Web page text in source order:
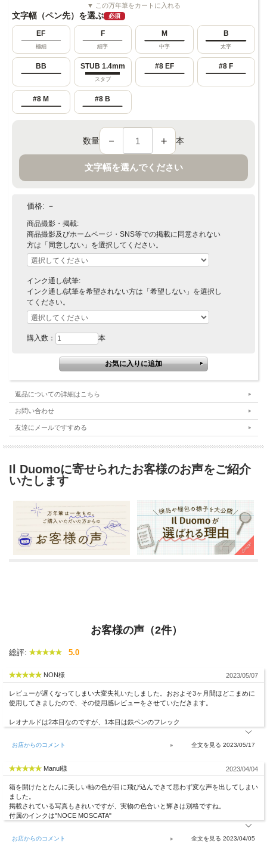
▼ この万年筆をカートに入れる
文字幅（ペン先）を選ぶ 必須
EF
極細
F
細字
M
中字
B
太字
BB STUB 1.4mm
スタブ
#8 EF #8 F
#8 M #8 B
数量 － ＋ 本
文字幅を選んでください
価格: －
商品撮影・掲載:
商品撮影及びホームページ・SNS等での掲載に同意されない
方は「同意しない」を選択してください。
インク通し/試筆:
インク通し/試筆を希望されない方は「希望しない」を選択し
てください。
購入数： 本
返品についての詳細はこちら
お問い合わせ
友達にメールですすめる
Il Duomoに寄せられたお客様のお声をご紹介
いたします
お客様の声（2件）
総評: 5.0
NON様 2023/05/07
レビューが遅くなってしまい大変失礼いたしました。おおよそ3ヶ月間ほどこまめに
使用してきましたので、その使用感レビューをさせていただきます。
レオナルドは2本目なのですが、1本目は鉄ペンのフレック
お店からのコメント 2023/05/17
Manul様 2023/04/04
箱を開けたとたんに美しい軸の色が目に飛び込んできて思わず変な声を出してしまい
ました。
掲載されている写真もきれいですが、実物の色合いと輝きは別格ですね。
付属のインクは"NOCE MOSCATA"
お店からのコメント 2023/04/05